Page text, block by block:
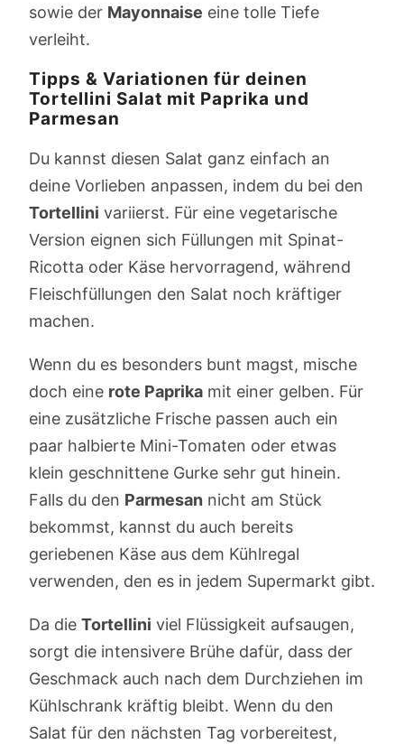
sowie der Mayonnaise eine tolle Tiefe
verleiht.
Tipps & Variationen für deinen
Tortellini Salat mit Paprika und
Parmesan
Du kannst diesen Salat ganz einfach an
deine Vorlieben anpassen, indem du bei den
Tortellini variierst. Für eine vegetarische
Version eignen sich Füllungen mit Spinat-
Ricotta oder Käse hervorragend, während
Fleischfüllungen den Salat noch kräftiger
machen.
Wenn du es besonders bunt magst, mische
doch eine rote Paprika mit einer gelben. Für
eine zusätzliche Frische passen auch ein
paar halbierte Mini-Tomaten oder etwas
klein geschnittene Gurke sehr gut hinein.
Falls du den Parmesan nicht am Stück
bekommst, kannst du auch bereits
geriebenen Käse aus dem Kühlregal
verwenden, den es in jedem Supermarkt gibt.
Da die Tortellini viel Flüssigkeit aufsaugen,
sorgt die intensivere Brühe dafür, dass der
Geschmack auch nach dem Durchziehen im
Kühlschrank kräftig bleibt. Wenn du den
Salat für den nächsten Tag vorbereitest,